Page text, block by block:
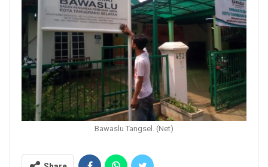
Bawaslu Tangsel. (Net)